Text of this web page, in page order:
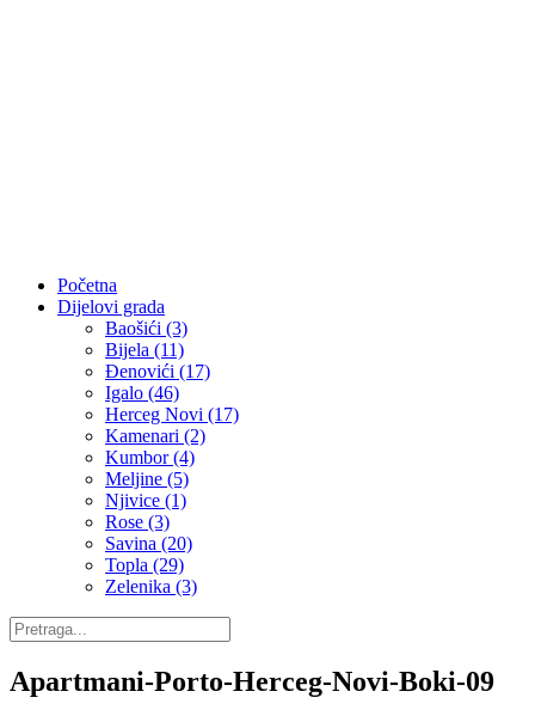
Početna
Dijelovi grada
Baošići (3)
Bijela (11)
Đenovići (17)
Igalo (46)
Herceg Novi (17)
Kamenari (2)
Kumbor (4)
Meljine (5)
Njivice (1)
Rose (3)
Savina (20)
Topla (29)
Zelenika (3)
Apartmani-Porto-Herceg-Novi-Boki-09